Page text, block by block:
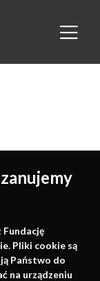
Pliki cookie są
Państwo do
na urządzeniu
na